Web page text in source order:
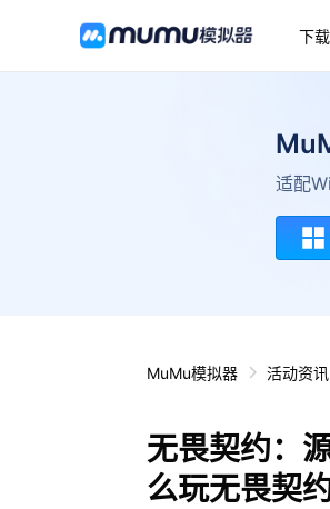
下载
适配
MuMu模拟器 活动资讯
无畏契约：
么玩无畏契